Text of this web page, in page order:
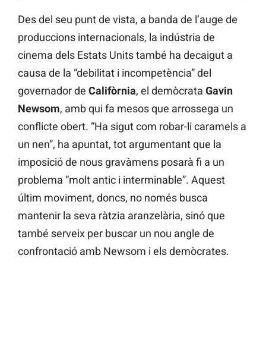
Des del seu punt de vista, a banda de l’auge de
produccions internacionals, la indústria de
cinema dels Estats Units també ha decaigut a
causa de la “debilitat i incompetència” del
governador de Califòrnia, el demòcrata Gavin
Newsom, amb qui fa mesos que arrossega un
conflicte obert. “Ha sigut com robar-li caramels a
un nen”, ha apuntat, tot argumentant que la
imposició de nous gravàmens posarà fi a un
problema “molt antic i interminable”. Aquest
últim moviment, doncs, no només busca
mantenir la seva ràtzia aranzelària, sinó que
també serveix per buscar un nou angle de
confrontació amb Newsom i els demòcrates.